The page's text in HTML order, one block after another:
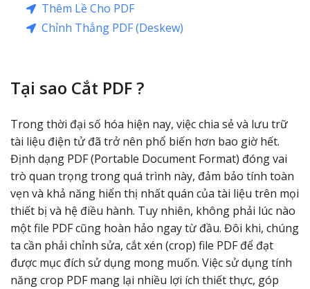
Thêm Lề Cho PDF
Chỉnh Thẳng PDF (Deskew)
Tại sao Cắt PDF ?
Trong thời đại số hóa hiện nay, việc chia sẻ và lưu trữ
tài liệu điện tử đã trở nên phổ biến hơn bao giờ hết.
Định dạng PDF (Portable Document Format) đóng vai
trò quan trọng trong quá trình này, đảm bảo tính toàn
vẹn và khả năng hiển thị nhất quán của tài liệu trên mọi
thiết bị và hệ điều hành. Tuy nhiên, không phải lúc nào
một file PDF cũng hoàn hảo ngay từ đầu. Đôi khi, chúng
ta cần phải chỉnh sửa, cắt xén (crop) file PDF để đạt
được mục đích sử dụng mong muốn. Việc sử dụng tính
năng crop PDF mang lại nhiều lợi ích thiết thực, góp